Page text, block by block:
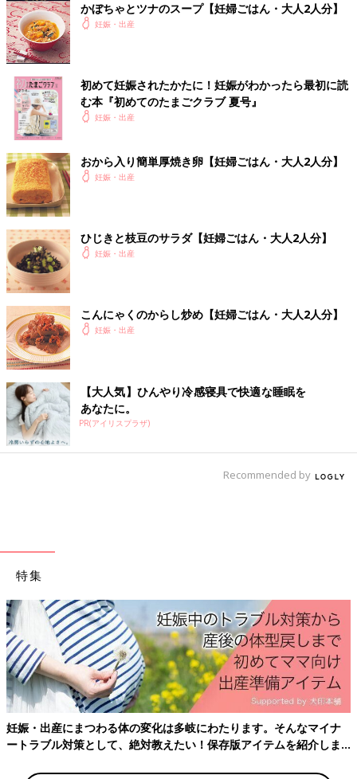
妊娠日数・生後日数に合わせて専門家のアドバイスを毎日お届
け。同じ出産月のママ同士で情報交換したり、励ましあったりで
きる「ルーム」や、写真だけでは伝わらない”できごと”を簡単に
記録できる「成長きろく」も大人気！
妊娠中におススメの本
最新! 妊娠・出産新百科 (ベネッセ・ムック たまひよブック
ス たまひよ新百科シリーズ)
つわりで胃のムカムカに悩まされたり、
妊娠生活は初めての体験の連続ですね。この本は、そんなあなた
と「注意すること」を徹底解説！陣痛の乗りきり方や、産後1ヶ
月の赤ちゃんのお世話も写真＆イラストでわかりやすく紹介しま
す。
かぼちゃとツナのスープ【妊婦ごはん・大人2人分】
妊娠・出産
初めて妊娠されたかたに！妊娠がわかったら最初に読
む本『初めてのたまごクラブ 夏号』
妊娠・出産
おから入り簡単厚焼き卵【妊婦ごはん・大人2人分】
妊娠・出産
ひじきと枝豆のサラダ【妊婦ごはん・大人2人分】
妊娠・出産
こんにゃくのからし炒め【妊婦ごはん・大人2人分】
妊娠・出産
【大人気】ひんやり冷感寝具で快適な睡眠を
あなたに。
PR(アイリスプラザ)
Recommended by
特集
妊娠・出産にまつわる体の変化は多岐にわたります。そんなマイナ
ートラブル対策として、絶対教えたい！保存版アイテムを紹介しま